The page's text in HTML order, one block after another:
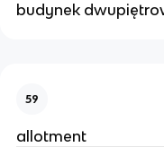
budynek
59
allotment